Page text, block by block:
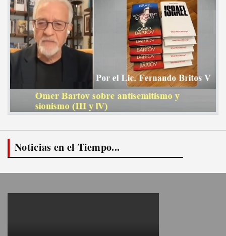
Noticias en el Tiempo...